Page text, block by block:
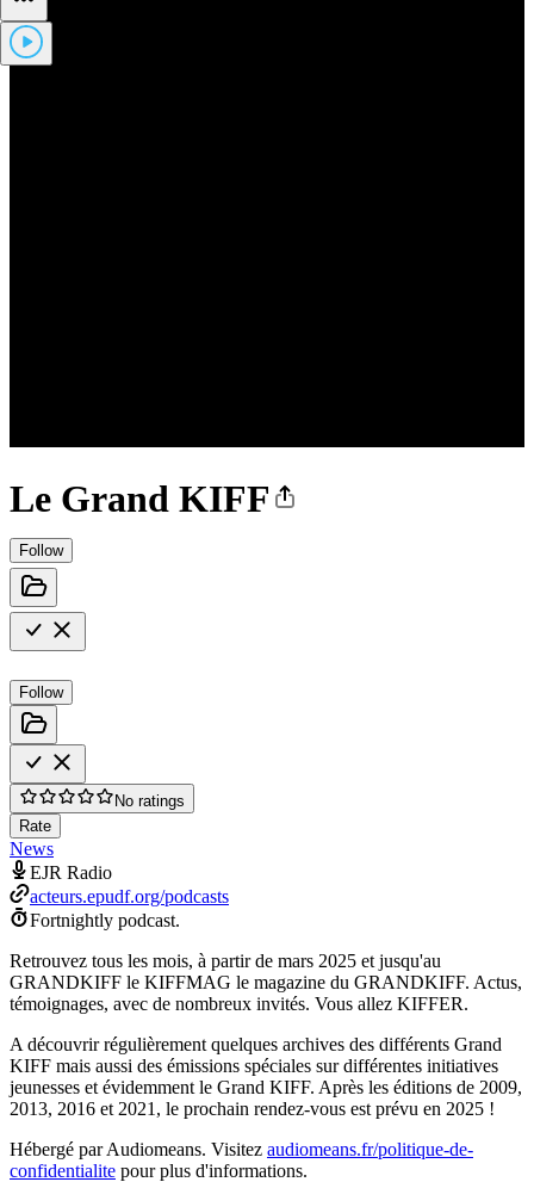
Le Grand KIFF
Follow
Follow
No ratings
Rate
News
EJR Radio
acteurs.epudf.org/podcasts
Fortnightly podcast.
Retrouvez tous les mois, à partir de mars 2025 et jusqu'au
GRANDKIFF le KIFFMAG le magazine du GRANDKIFF. Actus,
témoignages, avec de nombreux invités. Vous allez KIFFER.
A découvrir régulièrement quelques archives des différents Grand
KIFF mais aussi des émissions spéciales sur différentes initiatives
jeunesses et évidemment le Grand KIFF. Après les éditions de 2009,
2013, 2016 et 2021, le prochain rendez-vous est prévu en 2025 !
Hébergé par Audiomeans. Visitez audiomeans.fr/politique-de-
confidentialite pour plus d'informations.